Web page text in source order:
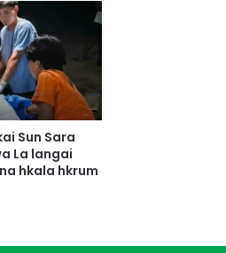
Sun Sara
La langai
hkala hkrum